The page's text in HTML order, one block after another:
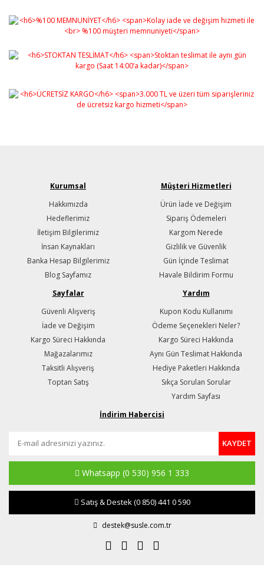
Kurumsal
Hakkımızda
Hedeflerimiz
İletişim Bilgilerimiz
İnsan Kaynakları
Banka Hesap Bilgilerimiz
Blog Sayfamız
Müşteri Hizmetleri
Ürün İade ve Değişim
Sipariş Ödemeleri
Kargom Nerede
Gizlilik ve Güvenlik
Gün İçinde Teslimat
Havale Bildirim Formu
Sayfalar
Güvenli Alışveriş
İade ve Değişim
Kargo Süreci Hakkında
Mağazalarımız
Taksitli Alışveriş
Toptan Satış
Yardım
Kupon Kodu Kullanımı
Ödeme Seçenekleri Neler?
Kargo Süreci Hakkında
Aynı Gün Teslimat Hakkında
Hediye Paketleri Hakkında
Sıkça Sorulan Sorular
Yardım Sayfası
İndirim Habercisi
KAYDET
Whatsapp (0 530) 956 1 333
Satış & Destek(0 850) 441 0 590
destek@susle.com.tr